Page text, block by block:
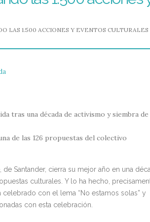
LAS 1.500 ACCIONES Y EVENTOS CULTURALES
tras una década de activismo y siembra de
de las 126 propuestas del colectivo
Santander, cierra su mejor año en una
culturales. Y lo ha hecho,
con el lema “No estamos solas” y
con esta celebración.